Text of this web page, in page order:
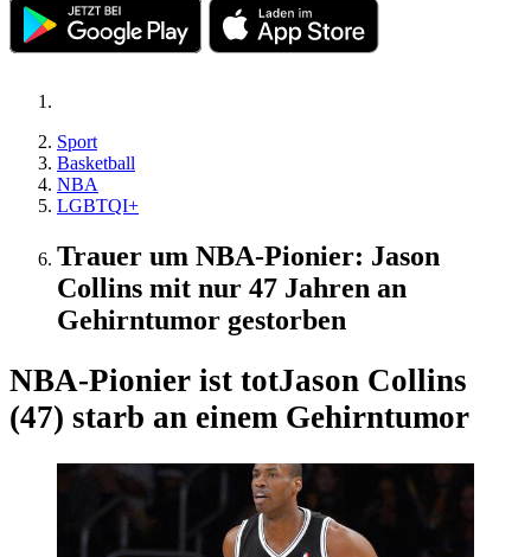
Sport
Basketball
NBA
LGBTQI+
Trauer um NBA-Pionier: Jason
Collins mit nur 47 Jahren an
Gehirntumor gestorben
NBA-Pionier ist totJason Collins
(47) starb an einem Gehirntumor